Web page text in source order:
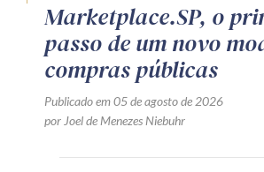
Marketplace.SP, o
passo de um novo
compras públicas
Publicado em 05 de agosto de 2026
por Joel de Menezes Niebuhr